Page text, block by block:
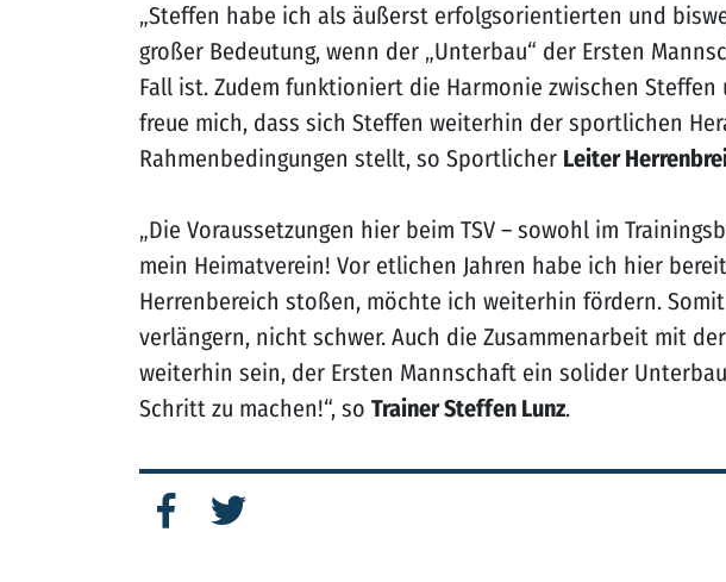
„Steffen habe ich als äußerst erfolgsorientierten und
großer Bedeutung, wenn der „Unterbau“ der Ersten
Fall ist. Zudem funktioniert die Harmonie zwischen
freue mich, dass sich Steffen weiterhin der sportlichen
Rahmenbedingungen stellt, so Sportlicher Leiter
„Die Voraussetzungen hier beim TSV – sowohl im
mein Heimatverein! Vor etlichen Jahren habe ich hier
Herrenbereich stoßen, möchte ich weiterhin fördern.
verlängern, nicht schwer. Auch die Zusammenarbeit mit
weiterhin sein, der Ersten Mannschaft ein solider
Schritt zu machen!“, so Trainer Steffen Lunz.